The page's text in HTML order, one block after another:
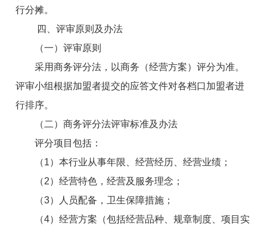
行分摊。
四、评审原则及办法
（一）评审原则
采用商务评分法，以商务（经营方案）评分为准。
评审小组根据加盟者提交的应答文件对各档口加盟者进
行排序。
（二）商务评分法评审标准及办法
评分项目包括：
（1）本行业从事年限、经营经历、经营业绩；
（2）经营特色，经营及服务理念；
（3）人员配备，卫生保障措施；
（4）经营方案（包括经营品种、规章制度、项目实